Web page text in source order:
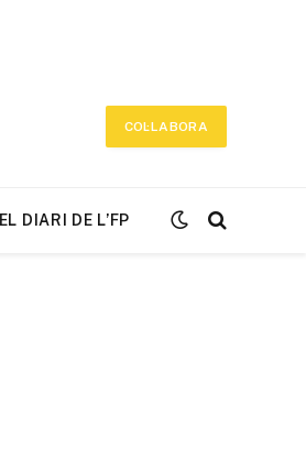
COL·LABORA
EL DIARI DE L’FP